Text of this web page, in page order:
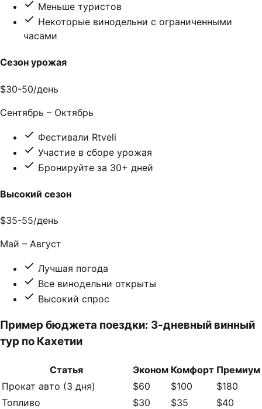
Меньше туристов
Некоторые винодельни с ограниченными
часами
Сезон урожая
$30-50/день
Сентябрь – Октябрь
Фестивали Rtveli
Участие в сборе урожая
Бронируйте за 30+ дней
Высокий сезон
$35-55/день
Май – Август
Лучшая погода
Все винодельни открыты
Высокий спрос
Пример бюджета поездки: 3-дневный винный
тур по Кахетии
Статья Эконом Комфорт Премиум
Прокат авто (3 дня)
$60 $100
$180
Топливо
$30 $35
$40